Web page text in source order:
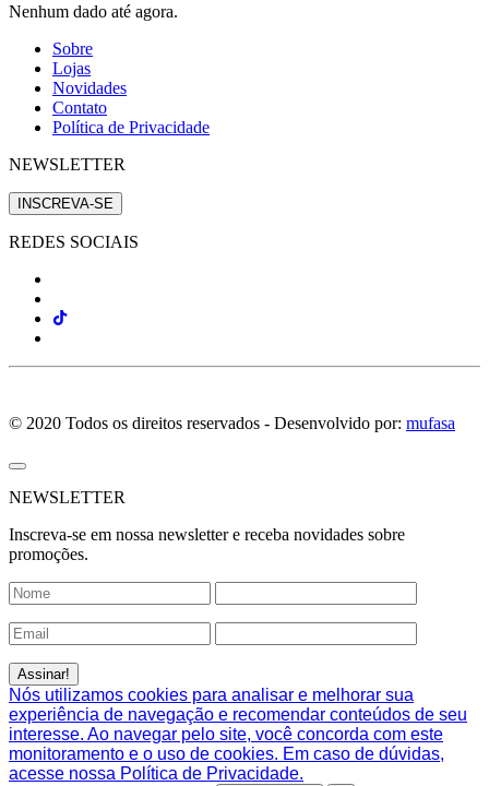
Nenhum dado até agora.
Sobre
Lojas
Novidades
Contato
Política de Privacidade
NEWSLETTER
INSCREVA-SE
REDES SOCIAIS
© 2020 Todos os direitos reservados - Desenvolvido por: mufasa
NEWSLETTER
Inscreva-se em nossa newsletter e receba novidades sobre
promoções.
Nós utilizamos cookies para analisar e melhorar sua
experiência de navegação e recomendar conteúdos de seu
interesse. Ao navegar pelo site, você concorda com este
monitoramento e o uso de cookies. Em caso de dúvidas,
acesse nossa Política de Privacidade.